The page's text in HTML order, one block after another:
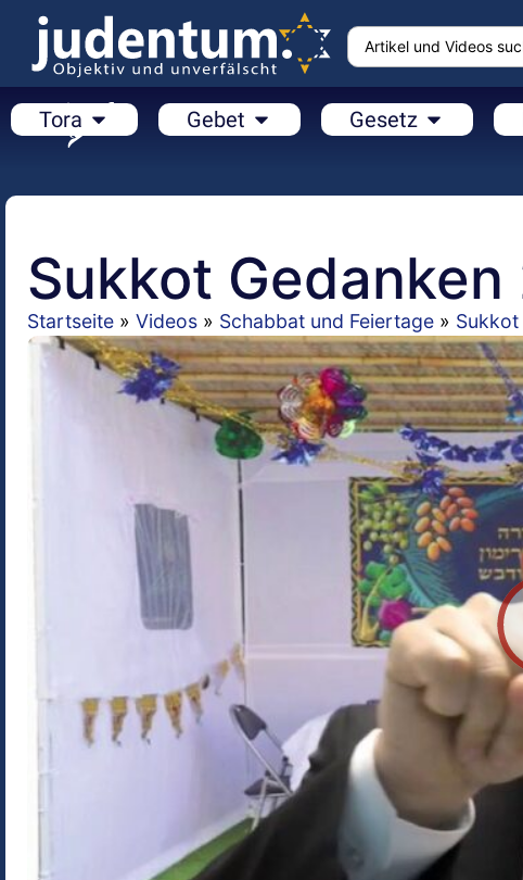
Tora Gebet Gesetz
Sukkot
Startseite » Videos » Schabbat und Feiertage » Sukkot